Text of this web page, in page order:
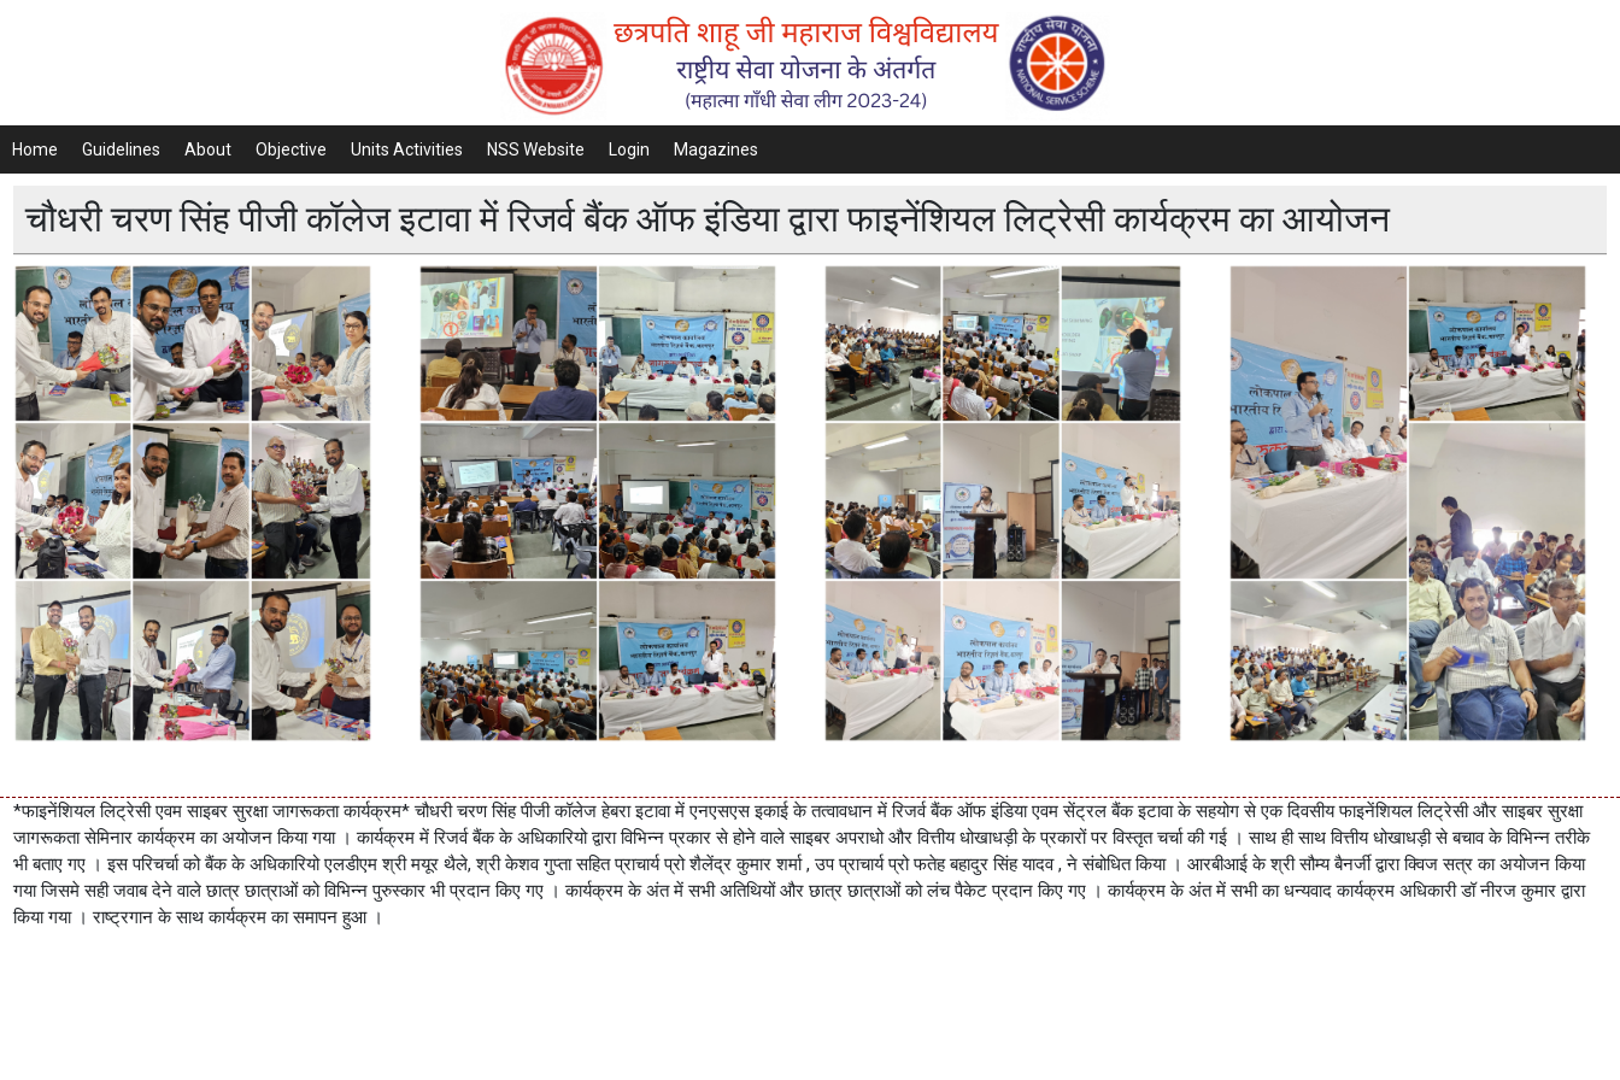
Home Guidelines About Objective Units Activities NSS Website Login Magazines
चौधरी चरण सिंह पीजी कॉलेज इटावा में रिजर्व बैंक ऑफ इंडिया द्वारा फाइनेंशियल लिट्रेसी कार्यक्रम का आयोजन
*फाइनेंशियल लिट्रेसी एवम साइबर सुरक्षा जागरूकता कार्यक्रम* चौधरी चरण सिंह पीजी कॉलेज हेबरा इटावा में एनएसएस इकाई के तत्वावधान में रिजर्व बैंक ऑफ इंडिया एवम सेंट्रल बैंक इटावा के सहयोग से एक दिवसीय फाइनेंशियल लिट्रेसी और साइबर सुरक्षा
जागरूकता सेमिनार कार्यक्रम का अयोजन किया गया । कार्यक्रम में रिजर्व बैंक के अधिकारियो द्वारा विभिन्न प्रकार से होने वाले साइबर अपराधो और वित्तीय धोखाधड़ी के प्रकारों पर विस्तृत चर्चा की गई । साथ ही साथ वित्तीय धोखाधड़ी से बचाव के विभिन्न तरीके
भी बताए गए । इस परिचर्चा को बैंक के अधिकारियो एलडीएम श्री मयूर थैले, श्री केशव गुप्ता सहित प्राचार्य प्रो शैलेंद्र कुमार शर्मा , उप प्राचार्य प्रो फतेह बहादुर सिंह यादव , ने संबोधित किया । आरबीआई के श्री सौम्य बैनर्जी द्वारा क्विज सत्र का अयोजन किया
गया जिसमे सही जवाब देने वाले छात्र छात्राओं को विभिन्न पुरुस्कार भी प्रदान किए गए । कार्यक्रम के अंत में सभी अतिथियों और छात्र छात्राओं को लंच पैकेट प्रदान किए गए । कार्यक्रम के अंत में सभी का धन्यवाद कार्यक्रम अधिकारी डॉ नीरज कुमार द्वारा
किया गया । राष्ट्रगान के साथ कार्यक्रम का समापन हुआ ।